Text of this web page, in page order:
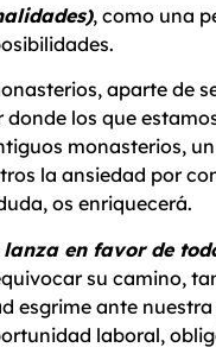
, como una
aparte de
los que
monasterios,
la ansiedad por
os enriquecerá.
en favor de
su camino,
esgrime ante
laboral,